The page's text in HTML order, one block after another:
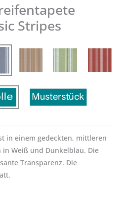
Stripes
in einem gedeckten, mittleren
Weiß und Dunkelblau. Die
Transparenz. Die